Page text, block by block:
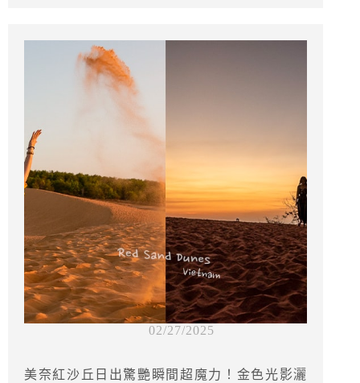
02/27/2025
美奈紅沙丘日出驚艷瞬間超魔力！金色光影灑